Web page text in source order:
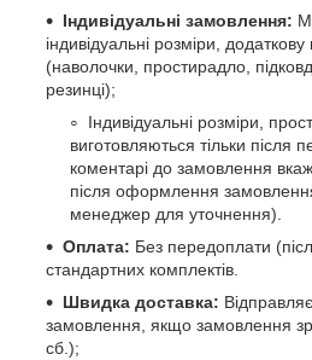
Індивідуальні замовлення:
індивідуальні розміри,
(наволочки, простирадло,
резинці);
Індивідуальні розміри,
виготовляються тільки після
коментарі до замовлення
після оформлення
менеджер для уточнення).
Оплата: Без передоплати
стандартних комплектів.
Швидка доставка:
замовлення, якщо замовлення
сб.);